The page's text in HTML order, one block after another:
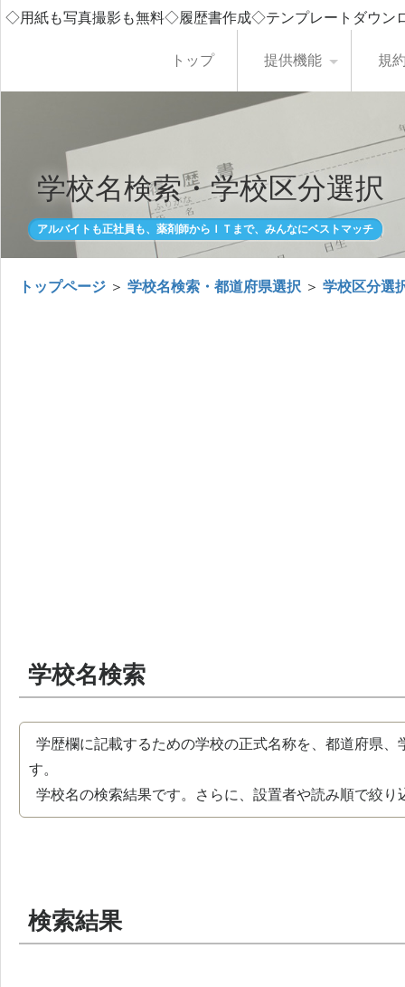
◇用紙も写真撮影も無料◇履歴書作成◇テンプレートダウ
トップ 提供機能 規
学校名検索・学校区分選択
アルバイトも正社員も、薬剤師からＩＴまで、みんなにベストマッチ
トップページ ＞ 学校名検索・都道府県選択 ＞ 学校区分選
学校名検索
学歴欄に記載するための学校の正式名称を、都道府県
す。
学校名の検索結果です。さらに、設置者や読み順で絞り
検索結果